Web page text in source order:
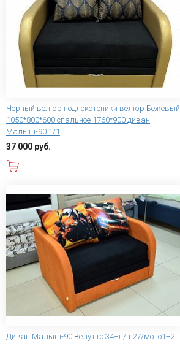
Черный велюр подлокотоники велюр Бежевый
1050*800*600 спальное 1760*900 диван
Малыш-90 1/1
37 000 руб.
Диван Малыш-90 Велутто 34+л/ц 27/мото1+2